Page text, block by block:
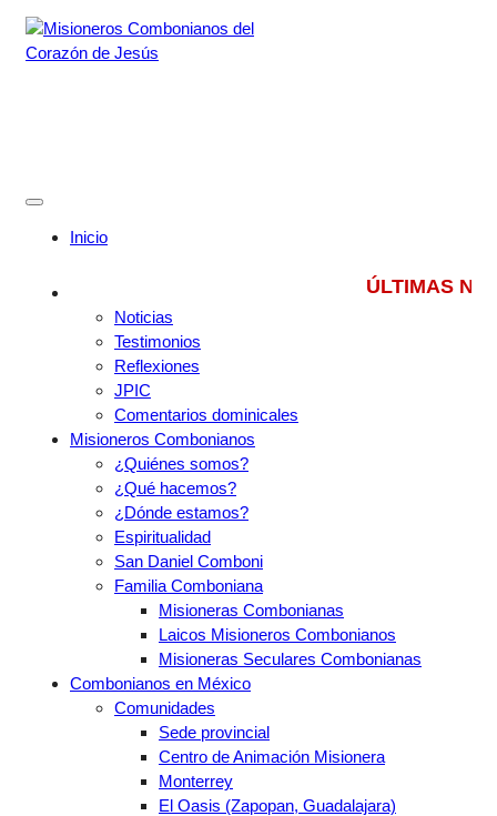
Skip
to
Inicio
ÚLTIMAS NOTICIAS
Noticias
Testimonios
Reflexiones
JPIC
Comentarios dominicales
Misioneros Combonianos
¿Quiénes somos?
¿Qué hacemos?
¿Dónde estamos?
Espiritualidad
San Daniel Comboni
Familia Comboniana
Misioneras Combonianas
Laicos Misioneros Combonianos
Misioneras Seculares Combonianas
Combonianos en México
Comunidades
Sede provincial
Centro de Animación Misionera
Monterrey
El Oasis (Zapopan, Guadalajara)